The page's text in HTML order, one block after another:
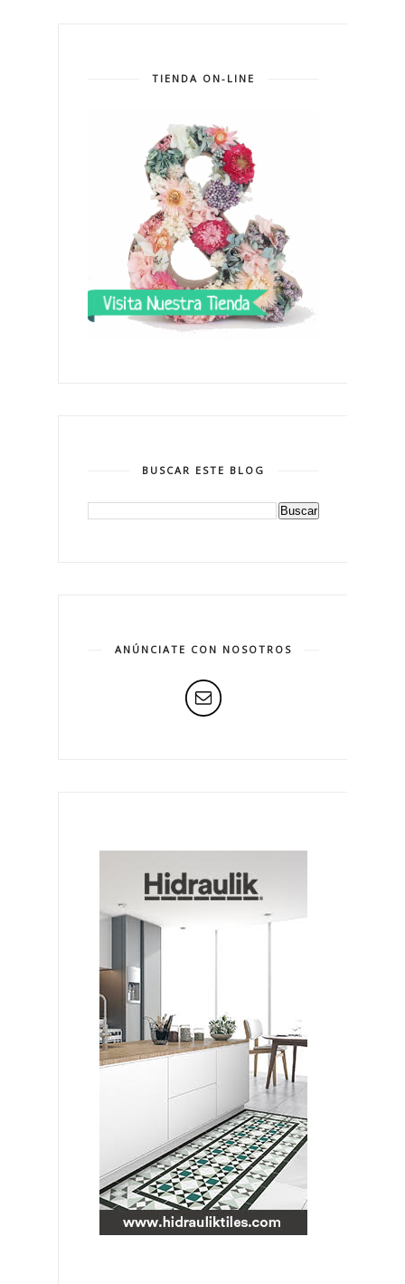
TIENDA ON-LINE
BUSCAR ESTE BLOG
ANÚNCIATE CON NOSOTROS